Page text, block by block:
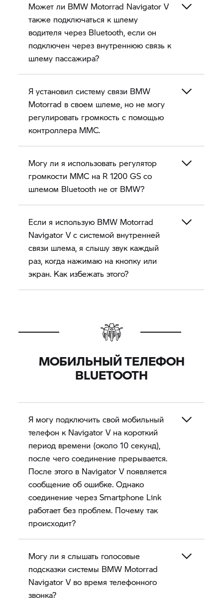
Может ли BMW Motorrad Navigator V
также подключаться к шлему
водителя через Bluetooth, если он
подключен через внутреннюю связь к
шлему пассажира?
Я установил систему связи BMW
Motorrad в своем шлеме, но не могу
регулировать громкость с помощью
контроллера MMC.
Могу ли я использовать регулятор
громкости MMC на R 1200 GS со
шлемом Bluetooth не от BMW?
Если я использую BMW Motorrad
Navigator Vс системой внутренней
связи шлема, я слышу звук каждый
раз, когда нажимаю на кнопку или
экран. Как избежать этого?
МОБИЛЬНЫЙ ТЕЛЕФОН
BLUETOOTH
Я могу подключить свой мобильный
телефон к Navigator Vна короткий
период времени (около 10 секунд),
после чего соединение прерывается.
После этого в Navigator Vпоявляется
сообщение об ошибке. Однако
соединение через Smartphone Link
работает без проблем. Почему так
происходит?
Могу ли я слышать голосовые
подсказки системы BMW Motorrad
Navigator Vво время телефонного
звонка?